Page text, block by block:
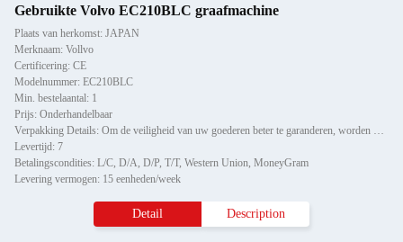
Gebruikte Volvo EC210BLC graafmachine
Plaats van herkomst: JAPAN
Merknaam: Vollvo
Certificering: CE
Modelnummer: EC210BLC
Min. bestelaantal: 1
Prijs: Onderhandelbaar
Verpakking Details: Om de veiligheid van uw goederen beter te garanderen, worden professionele, milieuvriendelijke, hand
Levertijd: 7
Betalingscondities: L/C, D/A, D/P, T/T, Western Union, MoneyGram
Levering vermogen: 15 eenheden/week
Detail Description